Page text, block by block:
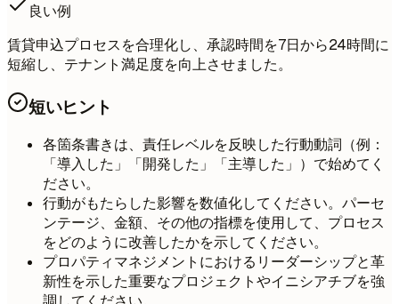
良い例
賃貸申込プロセスを合理化し、承認時間を7日から24時間に
短縮し、テナント満足度を向上させました。
短いヒント
各箇条書きは、責任レベルを反映した行動動詞（例：
「導入した」「開発した」「主導した」）で始めてく
ださい。
行動がもたらした影響を数値化してください。パーセ
ンテージ、金額、その他の指標を使用して、プロセス
をどのように改善したかを示してください。
プロパティマネジメントにおけるリーダーシップと革
新性を示した重要なプロジェクトやイニシアチブを強